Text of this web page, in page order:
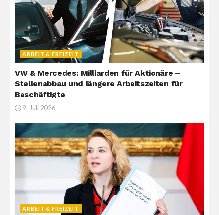
ARBEIT & FREIZEIT
VW & Mercedes: Milliarden für Aktionäre –
Stellenabbau und längere Arbeitszeiten für
Beschäftigte
9. Juli 2026
ARBEIT & FREIZEIT